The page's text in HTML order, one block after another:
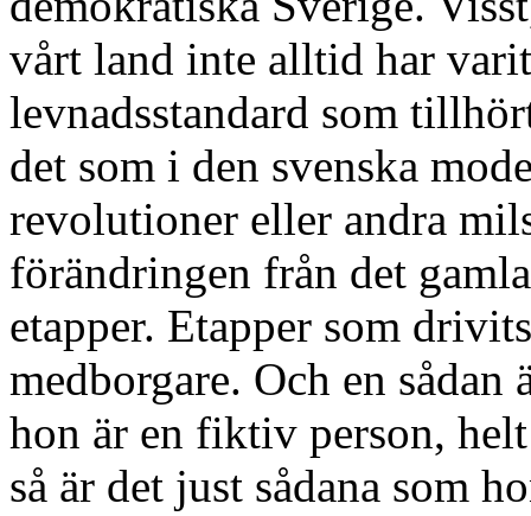
vårt land inte alltid har
levnadsstandard som
det som i den svenska
revolutioner eller andra
förändringen från det
etapper. Etapper som
medborgare. Och en
hon är en fiktiv person,
så är det just sådana som